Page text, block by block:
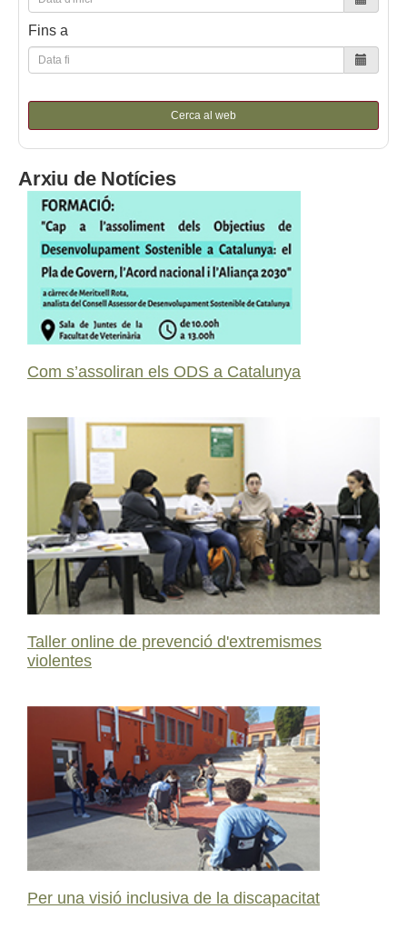
Fins a
Cerca al web
Arxiu de Notícies
Com s’assoliran els ODS a Catalunya
Taller online de prevenció d'extremismes
violentes
Per una visió inclusiva de la discapacitat